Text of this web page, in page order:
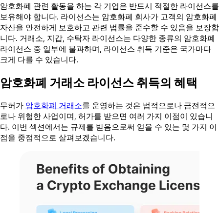
암호화폐 관련 활동을 하는 각 기업은 반드시 적절한 라이선스를
보유해야 합니다. 라이선스는 암호화폐 회사가 고객의 암호화폐
자산을 안전하게 보호하고 관련 법률을 준수할 수 있음을 보장합
니다. 거래소, 지갑, 수탁자 라이선스는 다양한 종류의 암호화폐
라이선스 중 일부에 불과하며, 라이선스 취득 기준은 국가마다
크게 다를 수 있습니다.
암호화폐 거래소 라이선스 취득의 혜택
무허가 암호화폐 거래소를 운영하는 것은 법적으로나 금전적으
로나 위험한 사업이며, 허가를 받으면 여러 가지 이점이 있습니
다. 이번 섹션에서는 규제를 받음으로써 얻을 수 있는 몇 가지 이
점을 중점적으로 살펴보겠습니다.